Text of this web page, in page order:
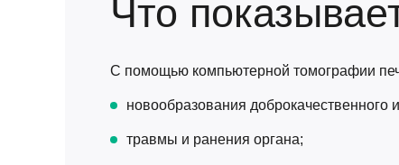
Что
С помощью компьютерной томографии
новообразования доброкачественного
травмы и ранения органа;